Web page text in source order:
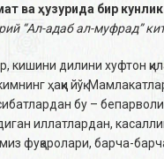
ва ҳузурида бир
“Ал-адаб ал-муфрад”
дилини хуфтон
ҳаққи йўқ.
бу –
иллатлардан,
фуқаролари, барча-